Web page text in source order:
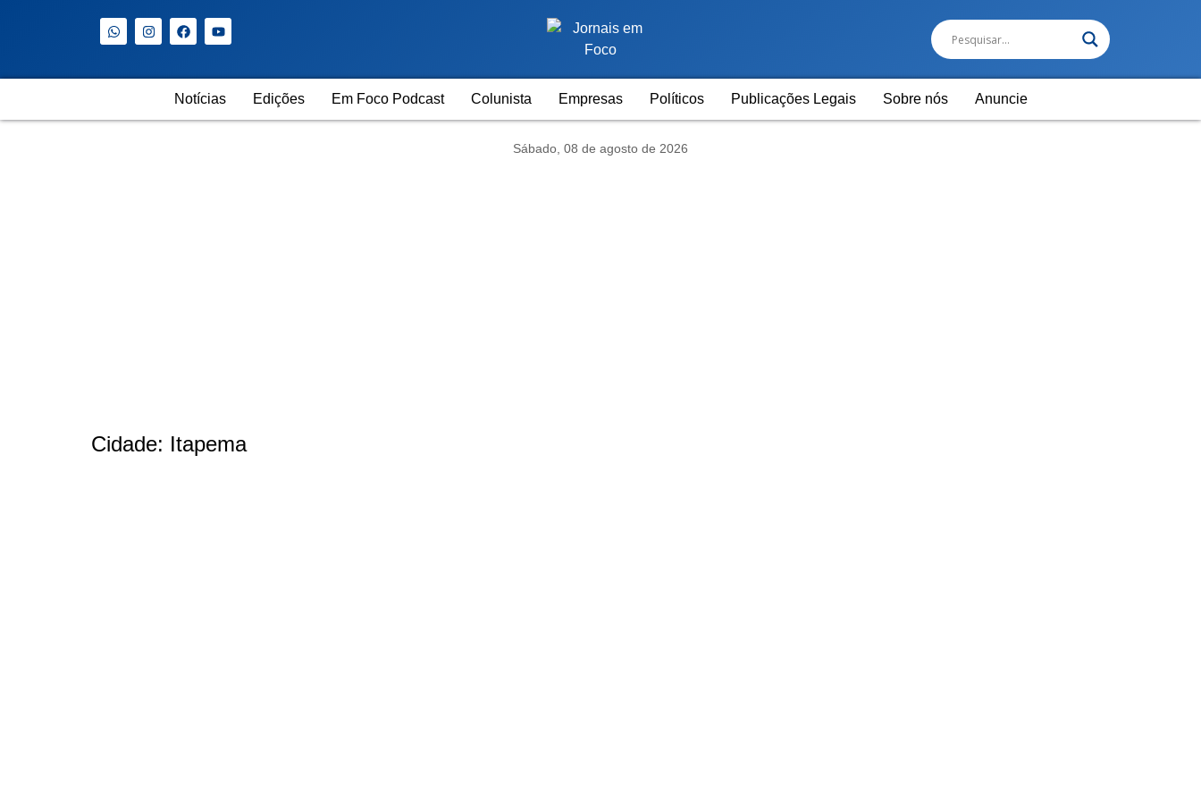
Notícias Edições Em Foco Podcast Colunista Empresas Políticos Publicações Legais Sobre nós Anuncie
Sábado, 08 de agosto de 2026
Cidade: Itapema